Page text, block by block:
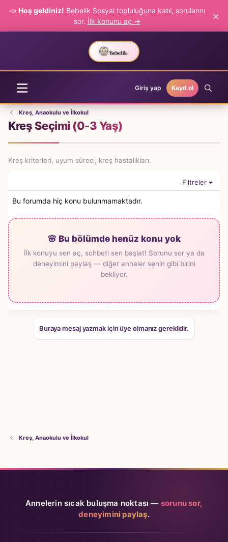
📣 Hoş geldiniz! Bebelik Sosyal topluluğuna katıl, sorularını
sor. İlk konunu aç → ×
Giriş yap Kayıt ol
Kreş, Anaokulu ve İlkokul
Kreş Seçimi (0-3 Yaş)
Kreş kriterleri, uyum süreci, kreş hastalıkları.
Filtreler
Bu forumda hiç konu bulunmamaktadır.
🌸 Bu bölümde henüz konu yok
İlk konuyu sen aç, sohbeti sen başlat! Sorunu sor ya da
deneyimini paylaş — diğer anneler senin gibi birini
bekliyor.
Buraya mesaj yazmak için üye olmanız gereklidir.
Kreş, Anaokulu ve İlkokul
Annelerin sıcak buluşma noktası — sorunu sor,
deneyimini paylaş.